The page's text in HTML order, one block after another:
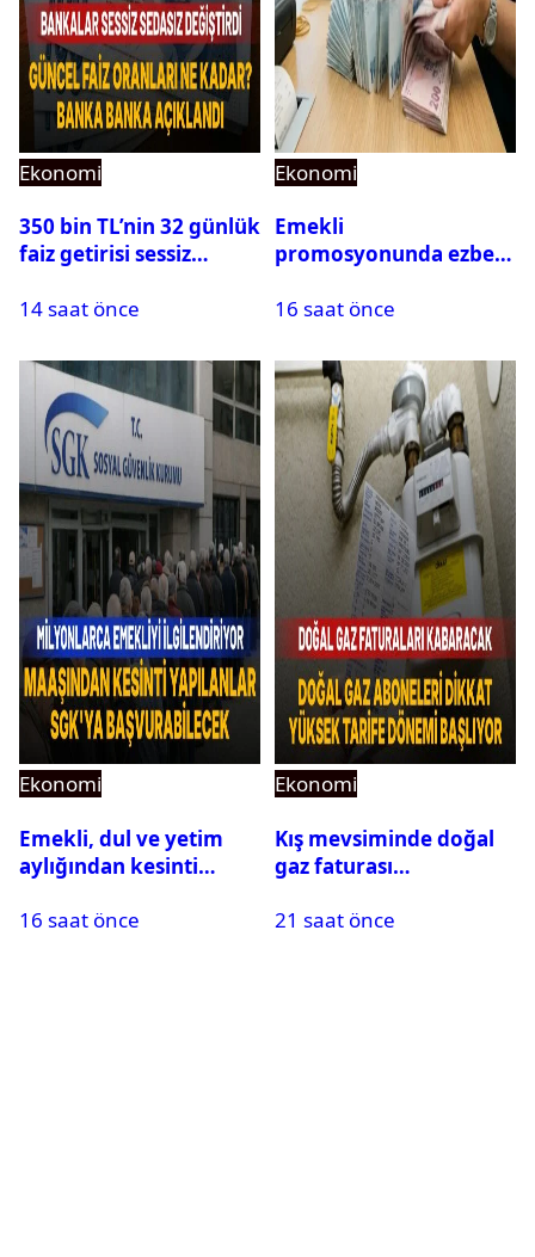
Ekonomi
350 bin TL’nin 32 günlük
faiz getirisi sessiz
rakamlar oraya çıktı
14 saat önce
Ekonomi
Emekli
promosyonunda ezber
kadar promosyon
16 saat önce
Ekonomi
Emekli, dul ve yetim
aylığından kesinti
başvurabilecek
16 saat önce
Ekonomi
Kış mevsiminde doğal
gaz faturası
Abonelerin yüzde 35-
21 saat önce